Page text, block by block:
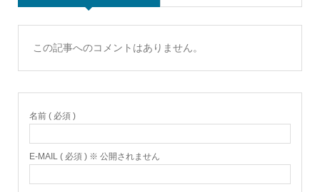
この記事へのコメントはありません。
名前 ( 必須 )
E-MAIL ( 必須 ) ※ 公開されません